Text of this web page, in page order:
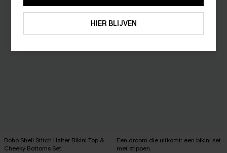
Boho Shell Stitch Halter Bikini Top &
Cheeky Bottoms Set
Een droom die uitkomt: een bikini set
met stippen.
HIER BLIJVEN
ABONNEREN